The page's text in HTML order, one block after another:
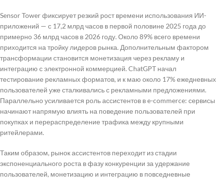
Sensor Tower фиксирует резкий рост времени использования ИИ-
приложений — с 17,2 млрд часов в первой половине 2025 года до
примерно 36 млрд часов в 2026 году. Около 89% всего времени
приходится на тройку лидеров рынка. Дополнительным фактором
трансформации становится монетизация через рекламу и
интеграцию с электронной коммерцией. ChatGPT начал
тестирование рекламных форматов, и к маю около 17% ежедневных
пользователей уже сталкивались с рекламными предложениями.
Параллельно усиливается роль ассистентов в e-commerce: сервисы
начинают напрямую влиять на поведение пользователей при
покупках и перераспределение трафика между крупными
ритейлерами.
Таким образом, рынок ассистентов переходит из стадии
экспоненциального роста в фазу конкуренции за удержание
пользователей, монетизацию и интеграцию в повседневные